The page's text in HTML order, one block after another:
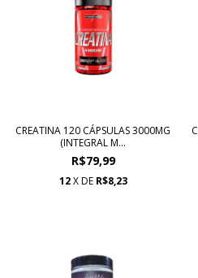
CREATINA 120 CÁPSULAS 3000MG
(INTEGRAL M...
R$79,99
12 X DE R$8,23